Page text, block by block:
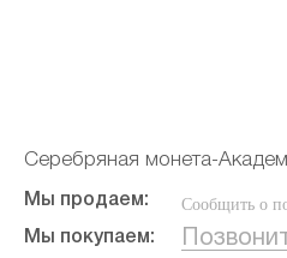
Серебряная монета-
Мы продаем: Сообщить о
Мы покупаем: